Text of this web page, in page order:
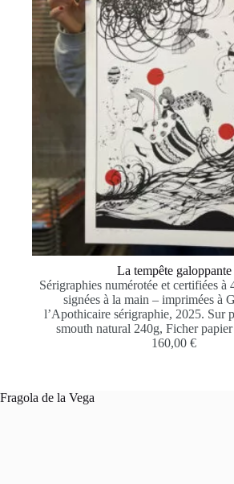
La tempête galoppante
Sérigraphies numérotée et certifiées à
signées à la main – imprimées à
l’Apothicaire sérigraphie, 2025. Sur
smouth natural 240g, Ficher
160,00€
Fragola de la Vega